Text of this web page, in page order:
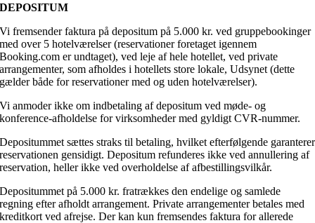
DEPOSITUM
Vi fremsender faktura på depositum på 5.000 kr. ved gruppebookinger
med over 5 hotelværelser (reservationer foretaget igennem
Booking.com er undtaget), ved leje af hele hotellet, ved private
arrangementer, som afholdes i hotellets store lokale, Udsynet (dette
gælder både for reservationer med og uden hotelværelser).
Vi anmoder ikke om indbetaling af depositum ved møde- og
konference-afholdelse for virksomheder med gyldigt CVR-nummer.
Depositummet sættes straks til betaling, hvilket efterfølgende garanterer
reservationen gensidigt. Depositum refunderes ikke ved annullering af
reservation, heller ikke ved overholdelse af afbestillingsvilkår.
Depositummet på 5.000 kr. fratrækkes den endelige og samlede
regning efter afholdt arrangement. Private arrangementer betales med
kreditkort ved afrejse. Der kan kun fremsendes faktura for allerede